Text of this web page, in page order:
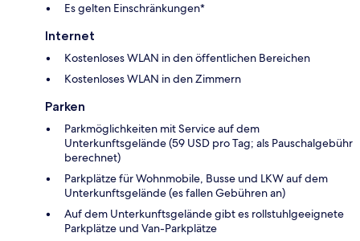
Es gelten Einschränkungen*
Internet
Kostenloses WLAN in den öffentlichen Bereichen
Kostenloses WLAN in den Zimmern
Parken
Parkmöglichkeiten mit Service auf dem
Unterkunftsgelände (59 USD pro Tag; als Pauschalgebühr
berechnet)
Parkplätze für Wohnmobile, Busse und LKW auf dem
Unterkunftsgelände (es fallen Gebühren an)
Auf dem Unterkunftsgelände gibt es rollstuhlgeeignete
Parkplätze und Van-Parkplätze